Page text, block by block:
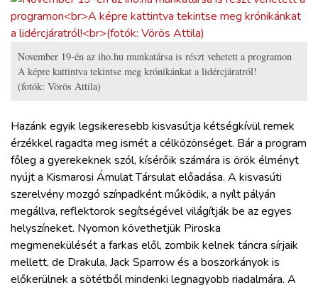
REGISZTRÁCIÓ
November 19-én az iho.hu munkatársa is részt vehetett a programon
A képre kattintva tekintse meg krónikánkat a lidércjáratról!
(fotók: Vörös Attila)
Hazánk egyik legsikeresebb kisvasútja kétségkívül remek
érzékkel ragadta meg ismét a célközönséget. Bár a program
főleg a gyerekeknek szól, kísérőik számára is örök élményt
nyújt a Kismarosi Ámulat Társulat előadása. A kisvasúti
szerelvény mozgó színpadként működik, a nyílt pályán
megállva, reflektorok segítségével világítják be az egyes
helyszíneket. Nyomon követhetjük Piroska
megmenekülését a farkas elől, zombik kelnek táncra sírjaik
mellett, de Drakula, Jack Sparrow és a boszorkányok is
előkerülnek a sötétből mindenki legnagyobb riadalmára. A